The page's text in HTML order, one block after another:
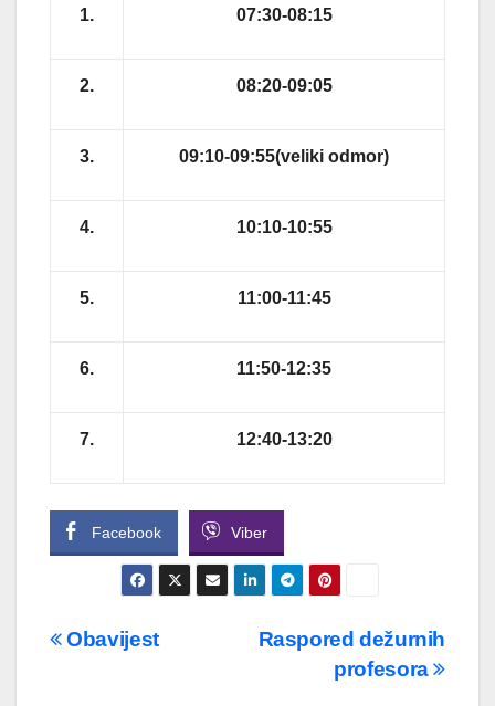
1. 07:30-08:15
2. 08:20-09:05
3. 09:10-09:55(veliki odmor)
4. 10:10-10:55
5. 11:00-11:45
6. 11:50-12:35
7. 12:40-13:20
Facebook Viber
Navigacija
Raspored dežurnih
profesora
Obavijest